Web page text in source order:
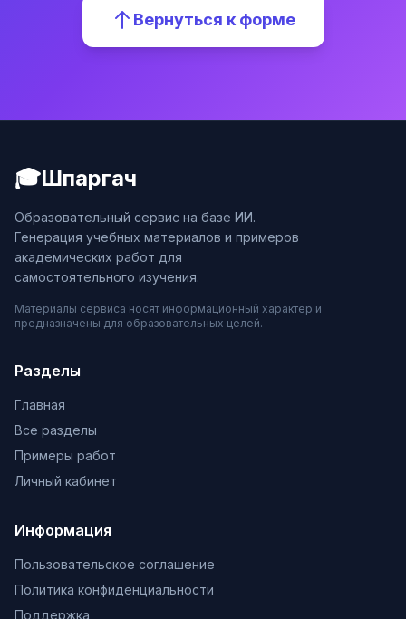
Вернуться к форме
🎓Шпаргач
Образовательный сервис на базе ИИ.
Генерация учебных материалов и примеров
академических работ для
самостоятельного изучения.
Материалы сервиса носят информационный характер и
предназначены для образовательных целей.
Разделы
Главная
Все разделы
Примеры работ
Личный кабинет
Информация
Пользовательское соглашение
Политика конфиденциальности
Поддержка